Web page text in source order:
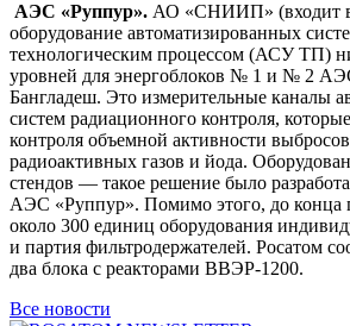
АЭС «Руппур». АО «СНИИП» (входит в
оборудование автоматизированных
технологическим процессом (АСУ ТП)
уровней для энергоблоков № 1 и № 2
Бангладеш. Это измерительные каналы
систем радиационного контроля,
контроля объемной активности
радиоактивных газов и йода.
стендов — такое решение было
АЭС «Руппур». Помимо этого, до конца
около 300 единиц оборудования
и партия фильтродержателей. Росатом
два блока с реакторами ВВЭР-1200.
Все новости